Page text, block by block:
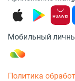
Мобильный
Политика